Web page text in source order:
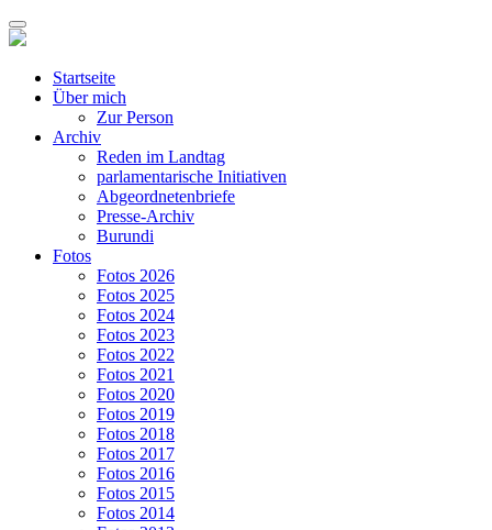
Startseite
Über mich
Zur Person
Archiv
Reden im Landtag
parlamentarische Initiativen
Abgeordnetenbriefe
Presse-Archiv
Burundi
Fotos
Fotos 2026
Fotos 2025
Fotos 2024
Fotos 2023
Fotos 2022
Fotos 2021
Fotos 2020
Fotos 2019
Fotos 2018
Fotos 2017
Fotos 2016
Fotos 2015
Fotos 2014